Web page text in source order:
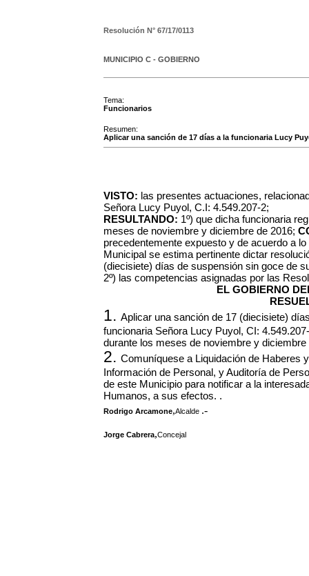
Resolución N° 67/17/0113
MUNICIPIO C - GOBIERNO
Tema:
Funcionarios
Resumen:
Aplicar una sanción de 17 días a la funcionaria Lucy
VISTO: las presentes actuaciones,
Señora Lucy Puyol, C.I: 4.549.207-2;
RESULTANDO: 1º) que dicha funcionaria
meses de noviembre y diciembre de 2016;
precedentemente expuesto y de acuerdo a
Municipal se estima pertinente dictar
(diecisiete) días de suspensión sin goce de
2º) las competencias asignadas por las
EL GOBIERNO
1. Aplicar una sanción de 17 (diecisiete)
funcionaria Señora Lucy Puyol, CI:
durante los meses de noviembre y diciembre
2. Comuníquese a Liquidación de Haberes
Información de Personal, y Auditoría de
de este Municipio para notificar a la
Humanos, a sus efectos. .
Rodrigo Arcamone,Alcalde .-
Jorge Cabrera,Concejal